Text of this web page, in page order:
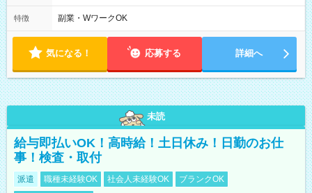
勤）・8時～18時 （実働時間8時間 待機休憩2時間）（日勤1回
あたりの給与 2万円）
特徴 副業・WワークOK
気になる！ 応募する 詳細へ
未読
給与即払いOK！高時給！土日休み！日勤のお仕
事！検査・取付
派遣 職種未経験OK 社会人未経験OK
ブランクOK